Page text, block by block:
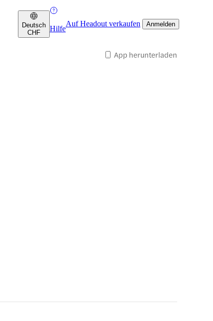
Deutsch
CHF
Hilfe
Auf Headout verkaufen Anmelden
App herunterladen